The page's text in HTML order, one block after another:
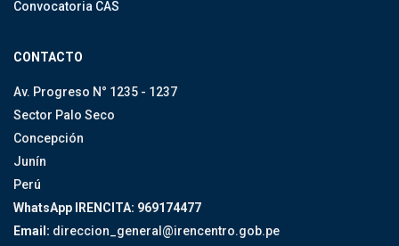
Convocatoria CAS
CONTACTO
Av. Progreso N° 1235 - 1237
Sector Palo Seco
Concepción
Junín
Perú
WhatsApp IRENCITA: 969174477
Email: direccion_general@irencentro.gob.pe